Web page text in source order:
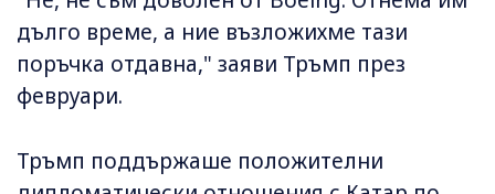
дълго време, а ние възложихме тази
поръчка отдавна," заяви Тръмп през
февруари.
Тръмп поддържаше положителни